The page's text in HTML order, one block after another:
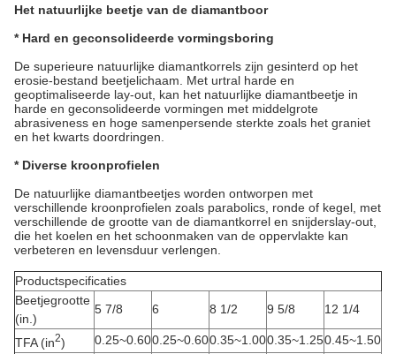
Het natuurlijke beetje van de diamantboor
* Hard en geconsolideerde vormingsboring
De superieure natuurlijke diamantkorrels zijn gesinterd op het
erosie-bestand beetjelichaam. Met urtral harde en
geoptimaliseerde lay-out, kan het natuurlijke diamantbeetje in
harde en geconsolideerde vormingen met middelgrote
abrasiveness en hoge samenpersende sterkte zoals het graniet
en het kwarts doordringen.
* Diverse kroonprofielen
De natuurlijke diamantbeetjes worden ontworpen met
verschillende kroonprofielen zoals parabolics, ronde of kegel, met
verschillende de grootte van de diamantkorrel en snijderslay-out,
die het koelen en het schoonmaken van de oppervlakte kan
verbeteren en levensduur verlengen.
Productspecificaties
Beetjegrootte
(in.)
5 7/8 6 8 1/2 9 5/8 12 1/4
TFA (in2) 0.25~0.600.25~0.600.35~1.000.35~1.250.45~1.50